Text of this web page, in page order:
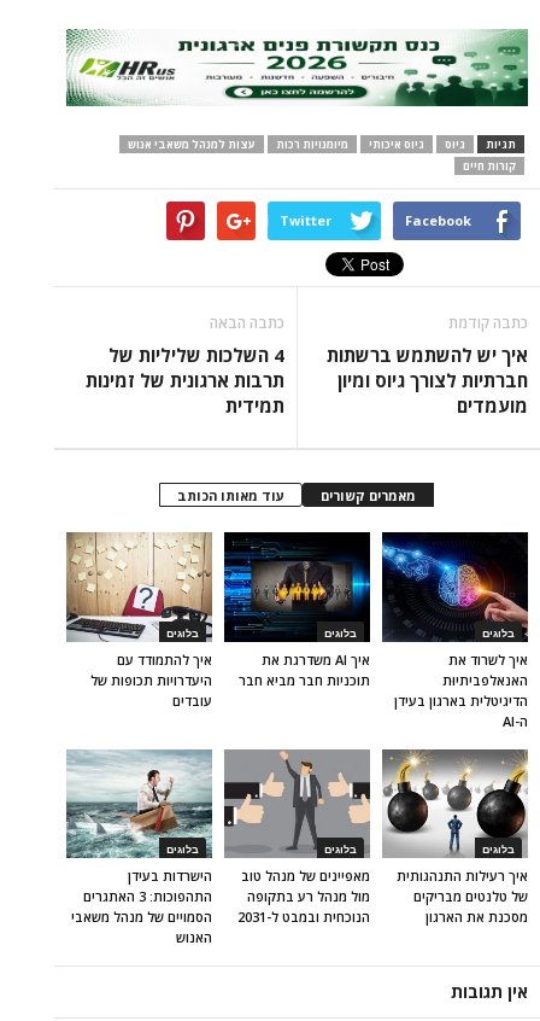
תגיות גיוס גיוס איכותי מיומנויות רכות
עצות למנהל משאבי אנוש
קורות חיים
Facebook
Twitter
כתבה קודמת
איך יש להשתמש ברשתות
חברתיות לצורך גיוס ומיון
מועמדים
כתבה הבאה
4 השלכות שליליות של
תרבות ארגונית של זמינות
תמידית
מאמרים קשורים עוד מאותו הכותב
בלוגים
איך להתמודד עם
היעדרויות תכופות של
עובדים
בלוגים
איך AI משדרגת את
תוכניות חבר מביא חבר
בלוגים
איך לשרוד את
האנאלפביתיוּת
הדיגיטלית בארגון בעידן
ה-AI
בלוגים
הישרדות בעידן
התהפוכות: 3 האתגרים
הסמויים של מנהל משאבי
האנוש
בלוגים
מאפיינים של מנהל טוב
מול מנהל רע בתקופה
הנוכחית ובמבט ל-2031
בלוגים
איך רעילות התנהגותית
של טלנטים מבריקים
מסכנת את הארגון
אין תגובות